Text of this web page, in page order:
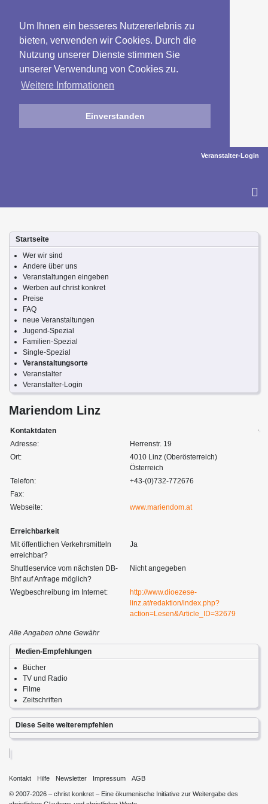
Um Ihnen ein besseres Nutzererlebnis zu
bieten, verwenden wir Cookies. Durch die
Nutzung unserer Dienste stimmen Sie
unserer Verwendung von Cookies zu.
Weitere Informationen
Einverstanden
Veranstalter-Login
Startseite
Wer wir sind
Andere über uns
Veranstaltungen eingeben
Werben auf christ konkret
Preise
FAQ
neue Veranstaltungen
Jugend-Spezial
Familien-Spezial
Single-Spezial
Veranstaltungsorte
Veranstalter
Veranstalter-Login
Mariendom Linz
Kontaktdaten
Adresse:
Herrenstr. 19
Ort:
4010 Linz (Oberösterreich)
Österreich
Telefon:
+43-(0)732-772676
Fax:
Webseite:
www.mariendom.at
Erreichbarkeit
Mit öffentlichen Verkehrsmitteln
erreichbar?
Ja
Shuttleservice vom nächsten DB-
Bhf auf Anfrage möglich?
Nicht angegeben
Wegbeschreibung im Internet:
http://www.dioezese-
linz.at/redaktion/index.php?
action=Lesen&Article_ID=32679
Alle Angaben ohne Gewähr
Medien-Empfehlungen
Bücher
TV und Radio
Filme
Zeitschriften
Diese Seite weiterempfehlen
Kontakt Hilfe Newsletter Impressum AGB
© 2007-2026 – christ konkret – Eine ökumenische Initiative zur Weitergabe des